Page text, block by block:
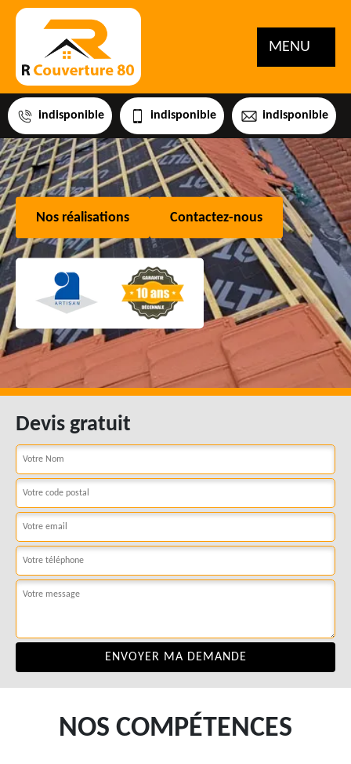
MENU
indisponible indisponible indisponible
Nos réalisations Contactez-nous
Devis gratuit
NOS COMPÉTENCES